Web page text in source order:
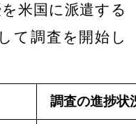
米国に派遣する
て調査を開始し
調査の進捗状